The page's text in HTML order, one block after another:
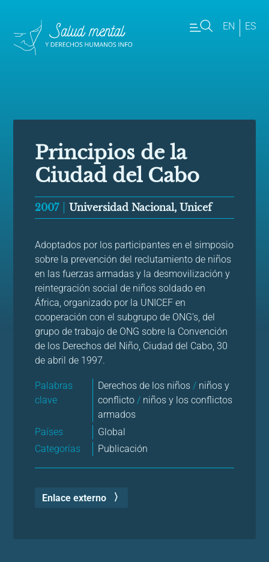
EN ES
Principios de la
Ciudad del Cabo
2007 Universidad Nacional, Unicef
Adoptados por los participantes en el simposio
sobre la prevención del reclutamiento de niños
en las fuerzas armadas y la desmovilización y
reintegración social de niños soldado en
África, organizado por la UNICEF en
cooperación con el subgrupo de ONG’s, del
grupo de trabajo de ONG sobre la Convención
de los Derechos del Niño, Ciudad del Cabo, 30
de abril de 1997.
Palabras
clave
Derechos de los niños/ niños y
conflicto/ niños y los conflictos
armados
Países
Global
Categorías
Publicación
Enlace externo